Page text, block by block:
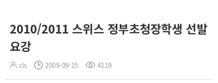
2010/2011 스위스 정부초청장학생 선발
요강
cls 2009-09-15 4119